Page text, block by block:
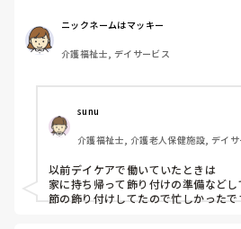
ニックネームはマッキー
介護福祉士, デイサービス
sunu
介護福祉士, 介護老人保健施設, デイ
以前デイケアで働いていたときは
家に持ち帰って飾り付けの準備など
節の飾り付けしてたので忙しかったで